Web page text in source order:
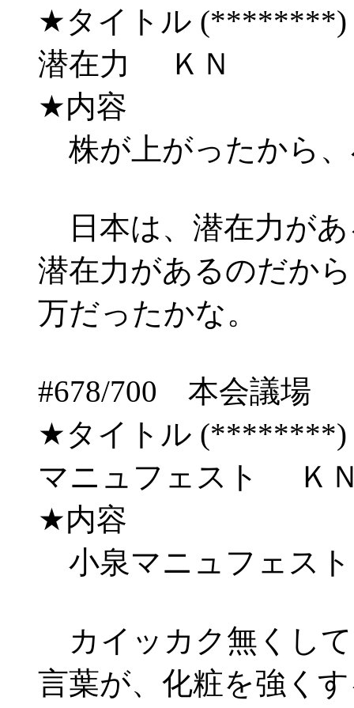
★タイトル (********)
潜在力 ＫＮ
★内容
株が上がったから
日本は、潜在力があ
潜在力があるのだか
万だったかな。
#678/700 本会議場
★タイトル (********)
マニュフェスト Ｋ
★内容
小泉マニュフェス
カイッカク無くし
言葉が、化粧を強く